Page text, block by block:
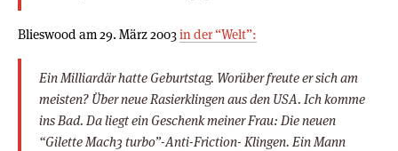
Blieswood am 29. März 2003in der “Welt”:
Ein Milliardär hatte Geburtstag. Worüber freute er sich am
meisten? Über neue Rasierklingen aus den USA. Ich komme
ins Bad. Da liegt ein Geschenk meiner Frau: Die neuen
“Gilette Mach3 turbo”-Anti-Friction- Klingen. Ein Mann